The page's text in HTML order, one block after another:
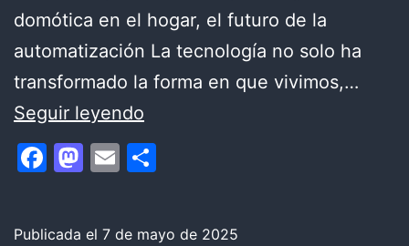
domótica en el hogar, el futuro de la
automatización La tecnología no solo ha
transformado la forma en que vivimos,…
Seguir leyendo
Domótica
en
de
Facebook
Mastodon
Email
Publicada el 7 de mayo de 2025